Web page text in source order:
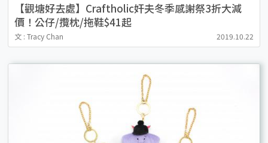
【觀塘好去處】Craftholic奸夫冬季感謝祭3折大減
價！公仔/攬枕/拖鞋$41起
文 : Tracy Chan 2019.10.22